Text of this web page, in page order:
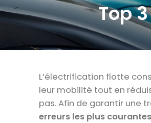
Top
L’électrification flotte
leur mobilité tout en
pas. Afin de garantir une
erreurs les plus courantes